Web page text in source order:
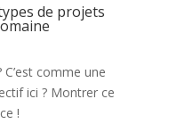
de projets
comme une
ici ? Montrer ce
!